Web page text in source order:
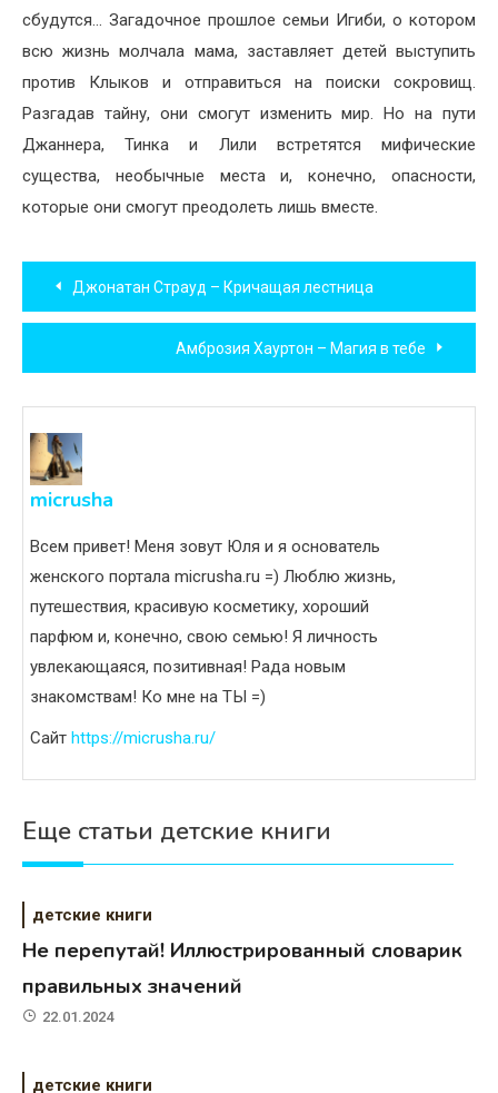
сбудутся… Загадочное прошлое семьи Игиби, о котором
всю жизнь молчала мама, заставляет детей выступить
против Клыков и отправиться на поиски сокровищ.
Разгадав тайну, они смогут изменить мир. Но на пути
Джаннера, Тинка и Лили встретятся мифические
существа, необычные места и, конечно, опасности,
которые они смогут преодолеть лишь вместе.
Навигация
по
записям
Джонатан Страуд – Кричащая лестница
Амброзия Хауртон – Магия в тебе
micrusha
Всем привет! Меня зовут Юля и я основатель
женского портала micrusha.ru =) Люблю жизнь,
путешествия, красивую косметику, хороший
парфюм и, конечно, свою семью! Я личность
увлекающаяся, позитивная! Рада новым
знакомствам! Ко мне на ТЫ =)
Сайт https://micrusha.ru/
Еще статьи детские книги
детские книги
Не перепутай! Иллюстрированный словарик
правильных значений
22.01.2024
детские книги